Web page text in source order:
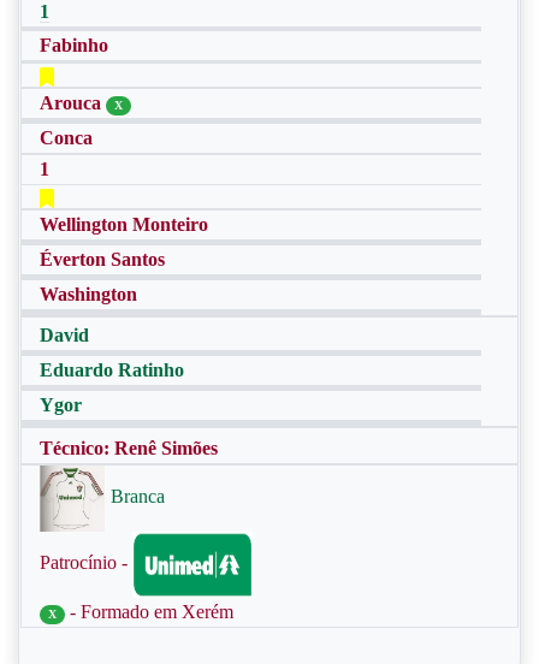
1
Fabinho
Arouca X
Conca
1
Wellington Monteiro
Éverton Santos
Washington
David
Eduardo Ratinho
Ygor
Técnico: Renê Simões
Branca
Patrocínio -
X - Formado em Xerém